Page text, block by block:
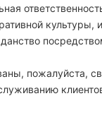
пожалуйста,